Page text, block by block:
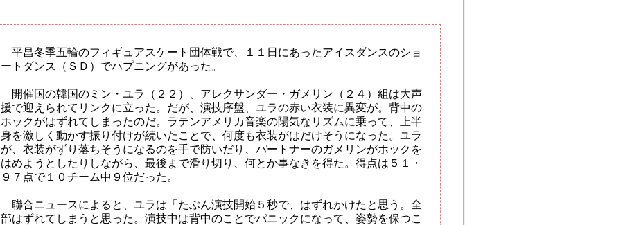
平昌冬季五輪のフィギュアスケート団体戦で、１１日にあったアイスダンスのショ
ートダンス（ＳＤ）でハプニングがあった。
開催国の韓国のミン・ユラ（２２）、アレクサンダー・ガメリン（２４）組は大声
援で迎えられてリンクに立った。だが、演技序盤、ユラの赤い衣装に異変が。背中の
ホックがはずれてしまったのだ。ラテンアメリカ音楽の陽気なリズムに乗って、上半
身を激しく動かす振り付けが続いたことで、何度も衣装がはだけそうになった。ユラ
が、衣装がずり落ちそうになるのを手で防いだり、パートナーのガメリンがホックを
はめようとしたりしながら、最後まで滑り切り、何とか事なきを得た。得点は５１・
９７点で１０チーム中９位だった。
聯合ニュースによると、ユラは「たぶん演技開始５秒で、はずれかけたと思う。全
部はずれてしまうと思った。演技中は背中のことでパニックになって、姿勢を保つこ